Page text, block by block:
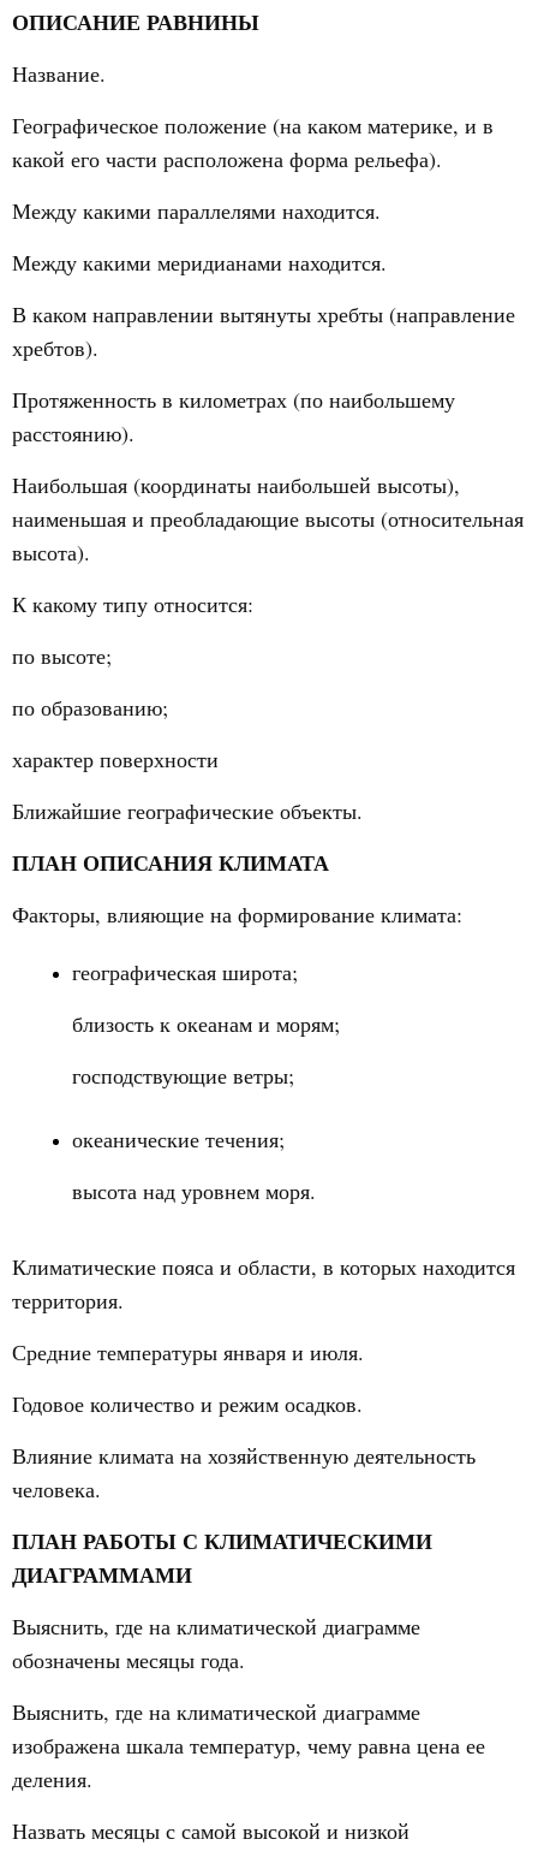
ОПИСАНИЕ РАВНИНЫ
Название.
Географическое положение (на каком материке, и в
какой его части расположена форма рельефа).
Между какими параллелями находится.
Между какими меридианами находится.
В каком направлении вытянуты хребты (направление
хребтов).
Протяженность в километрах (по наибольшему
расстоянию).
Наибольшая (координаты наибольшей высоты),
наименьшая и преобладающие высоты (относительная
высота).
К какому типу относится:
по высоте;
по образованию;
характер поверхности
Ближайшие географические объекты.
ПЛАН ОПИСАНИЯ КЛИМАТА
Факторы, влияющие на формирование климата:
географическая широта;
близость к океанам и морям;
господствующие ветры;
океанические течения;
высота над уровнем моря.
Климатические пояса и области, в которых находится
территория.
Средние температуры января и июля.
Годовое количество и режим осадков.
Влияние климата на хозяйственную деятельность
человека.
ПЛАН РАБОТЫ С КЛИМАТИЧЕСКИМИ
ДИАГРАММАМИ
Выяснить, где на климатической диаграмме
обозначены месяцы года.
Выяснить, где на климатической диаграмме
изображена шкала температур, чему равна цена ее
деления.
Назвать месяцы с самой высокой и низкой